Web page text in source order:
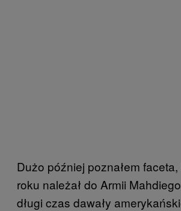
Dużo później poznałem
roku należał do Armii
długi czas dawały